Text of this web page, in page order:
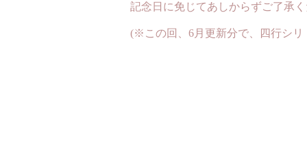
記念日に免じてあしからずご了承
(※この回、6月更新分で、四行シ